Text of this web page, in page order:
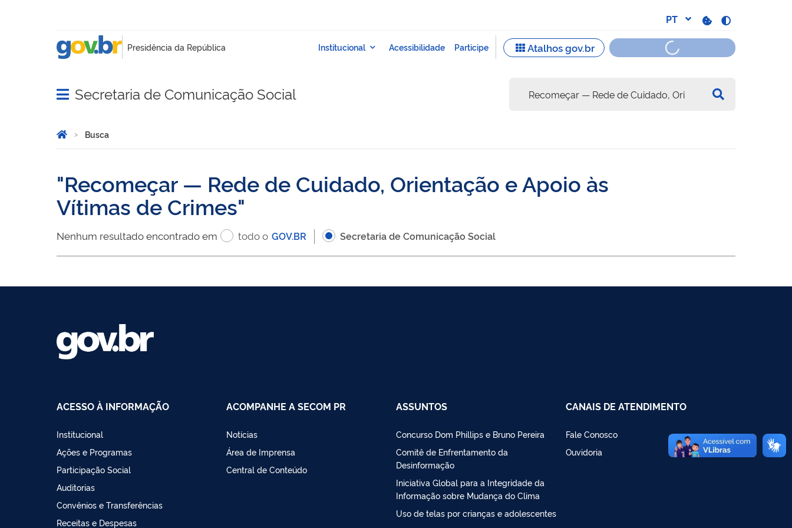
Abrir menu principal de navegação
Secretaria de Comunicação Social
Você está aqui:
Página Inicial
Busca
Recomeçar — Rede de Cuidado, Orientação e Apoio às
Vítimas de Crimes
Nenhum resultado encontrado em todo o GOV.BR Secretaria de Comunicação Social
ACESSO À INFORMAÇÃO
Institucional
Ações e Programas
Participação Social
Auditorias
Convênios e Transferências
Receitas e Despesas
ACOMPANHE A SECOM PR
Notícias
Área de Imprensa
Central de Conteúdo
ASSUNTOS
Concurso Dom Phillips e Bruno Pereira
Comitê de Enfrentamento da
Desinformação
Iniciativa Global para a Integridade da
Informação sobre Mudança do Clima
Uso de telas por crianças e adolescentes
CANAIS DE ATENDIMENTO
Fale Conosco
Ouvidoria